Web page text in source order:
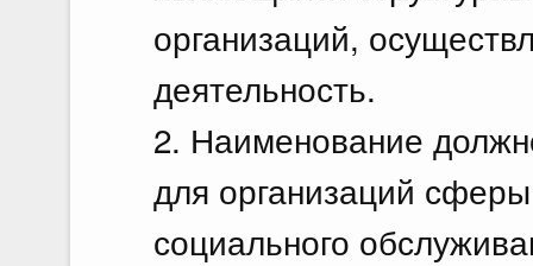
организаций,
деятельность.
2. Наименование
для организаций
социального